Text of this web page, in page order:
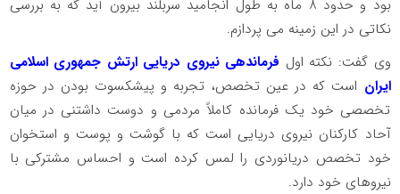
بود و حدود ۸ ماه به طول انجامید سربلند بیرون آید که به بررسی
نکاتی در این زمینه می پردازم.
وی گفت: نکته اول فرماندهی نیروی دریایی ارتش جمهوری اسلامی
ایران است که در عین تخصص، تجربه و پیشکسوت بودن در حوزه
تخصصی خود یک فرمانده کاملاً مردمی و دوست داشتنی در میان
آحاد کارکنان نیروی دریایی است که با گوشت و پوست و استخوان
خود تخصص دریانوردی را لمس کرده است و احساس مشترکی با
نیروهای خود دارد.